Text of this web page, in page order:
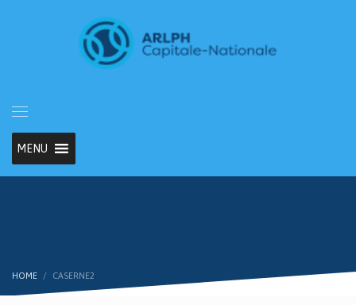
MENU
HOME CASERNE2